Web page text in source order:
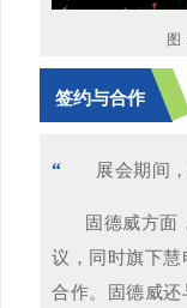
图
签约与合作
“ 展会期间
固德威方面
议，同时旗下慧
合作。固德威还